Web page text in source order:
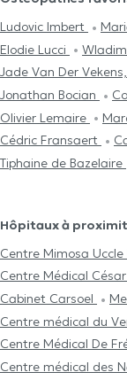
Ludovic Imbert
Elodie Lucci
Jade Van Der
Jonathan Bocian
Olivier Lemaire
Cédric Fransaert
Tiphaine de Bazelaire
Hôpitaux à
Centre Mimosa
Centre Médical
Cabinet Carsoel
Centre médical du
Centre Médical De
Centre médical des